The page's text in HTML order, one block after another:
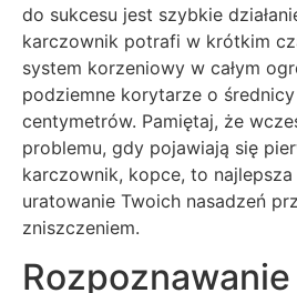
do sukcesu jest szybkie
karczownik potrafi w krótkim
system korzeniowy w całym
podziemne korytarze o
centymetrów. Pamiętaj, że
problemu, gdy pojawiają się
karczownik, kopce, to najlepsza
uratowanie Twoich nasadzeń
zniszczeniem.